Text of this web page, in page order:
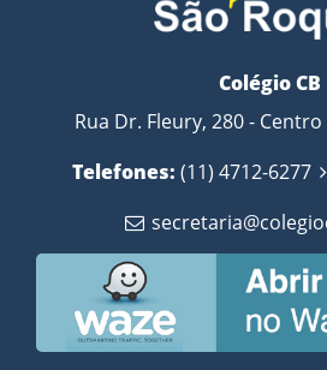
Colégio CB
Rua Dr. Fleury, 280 - Centro
Telefones: (11) 4712-6277